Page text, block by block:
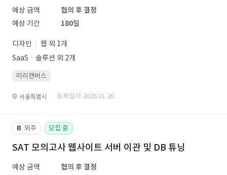
예상 금액
협의 후 결정
예상 기간
180일
디자인
웹 외 1개
SaaSㆍ솔루션 외 2개
미리캔버스
서울특별시 · 등록일자 2026.01.26.
📔 외주 모집 중
SAT 모의고사 웹사이트 서버 이관 및 DB 튜닝
예상 금액
협의 후 결정